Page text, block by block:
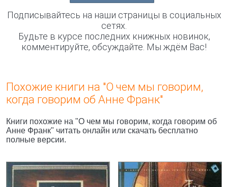
Подписывайтесь на наши страницы в социальных
сетях.
Будьте в курсе последних книжных новинок,
комментируйте, обсуждайте. Мы ждём Вас!
Похожие книги на "О чем мы говорим,
когда говорим об Анне Франк"
Книги похожие на "О чем мы говорим, когда говорим об
Анне Франк" читать онлайн или скачать бесплатно
полные версии.